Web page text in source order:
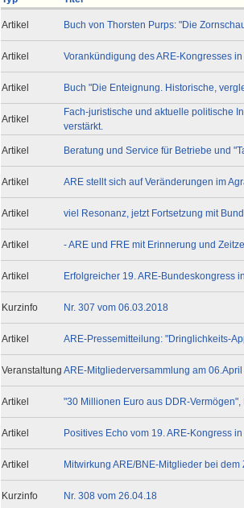
Artikel Buch von Thorsten Purps: "Die
Artikel Vorankündigung des ARE-Kongresses
Artikel Buch "Die Enteignung. Historische,
Artikel
Fach-juristische und aktuelle politische
verstärkt.
Artikel Beratung und Service für Betriebe und
Artikel ARE stellt sich auf Veränderungen im
Artikel viel Resonanz, jetzt Fortsetzung mit
Artikel - ARE und FRE mit Erinnerung und
Artikel Erfolgreicher 19. ARE-Bundeskongress
Kurzinfo Nr. 307 vom 06.03.2018
Artikel ARE-Pressemitteilung: "Dringlichkeits-
Veranstaltung ARE-Mitgliederversammlung am
Artikel "30 Millionen Euro aus DDR-
Artikel Positives Echo vom 19. ARE-Kongress
Artikel Mitwirkung ARE/BNE-Mitglieder bei
Kurzinfo Nr. 308 vom 26.04.18